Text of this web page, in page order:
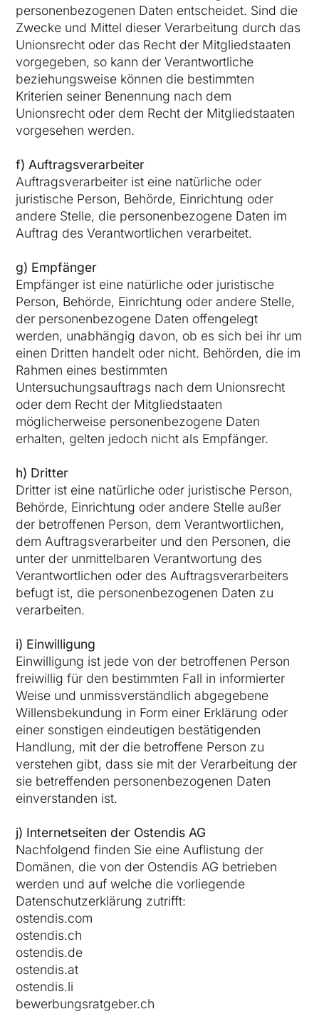
personenbezogenen Daten entscheidet. Sind die
Zwecke und Mittel dieser Verarbeitung durch das
Unionsrecht oder das Recht der Mitgliedstaaten
vorgegeben, so kann der Verantwortliche
beziehungsweise können die bestimmten
Kriterien seiner Benennung nach dem
Unionsrecht oder dem Recht der Mitgliedstaaten
vorgesehen werden.
f) Auftragsverarbeiter
Auftragsverarbeiter ist eine natürliche oder
juristische Person, Behörde, Einrichtung oder
andere Stelle, die personenbezogene Daten im
Auftrag des Verantwortlichen verarbeitet.
g) Empfänger
Empfänger ist eine natürliche oder juristische
Person, Behörde, Einrichtung oder andere Stelle,
der personenbezogene Daten offengelegt
werden, unabhängig davon, ob es sich bei ihr um
einen Dritten handelt oder nicht. Behörden, die im
Rahmen eines bestimmten
Untersuchungsauftrags nach dem Unionsrecht
oder dem Recht der Mitgliedstaaten
möglicherweise personenbezogene Daten
erhalten, gelten jedoch nicht als Empfänger.
h) Dritter
Dritter ist eine natürliche oder juristische Person,
Behörde, Einrichtung oder andere Stelle außer
der betroffenen Person, dem Verantwortlichen,
dem Auftragsverarbeiter und den Personen, die
unter der unmittelbaren Verantwortung des
Verantwortlichen oder des Auftragsverarbeiters
befugt ist, die personenbezogenen Daten zu
verarbeiten.
i) Einwilligung
Einwilligung ist jede von der betroffenen Person
freiwillig für den bestimmten Fall in informierter
Weise und unmissverständlich abgegebene
Willensbekundung in Form einer Erklärung oder
einer sonstigen eindeutigen bestätigenden
Handlung, mit der die betroffene Person zu
verstehen gibt, dass sie mit der Verarbeitung der
sie betreffenden personenbezogenen Daten
einverstanden ist.
j) Internetseiten der Ostendis AG
Nachfolgend finden Sie eine Auflistung der
Domänen, die von der Ostendis AG betrieben
werden und auf welche die vorliegende
Datenschutzerklärung zutrifft:
ostendis.com
ostendis.ch
ostendis.de
ostendis.at
ostendis.li
bewerbungsratgeber.ch